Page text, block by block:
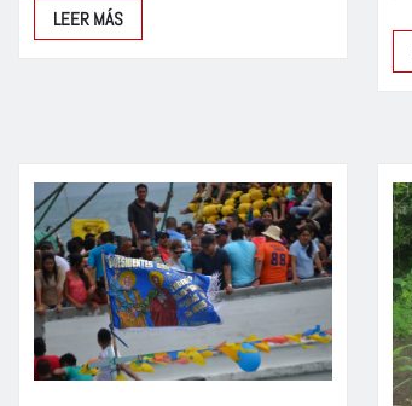
LEER MÁS